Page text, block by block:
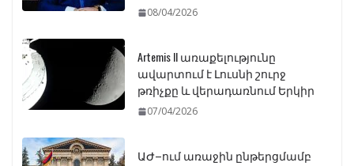
08/04/2026
Artemis II առաքելությունը
ավարտում է Լուսնի շուրջ
թռիչքը և վերադառնում Երկիր
07/04/2026
ԱԺ–ում առաջին ընթերցմամբ